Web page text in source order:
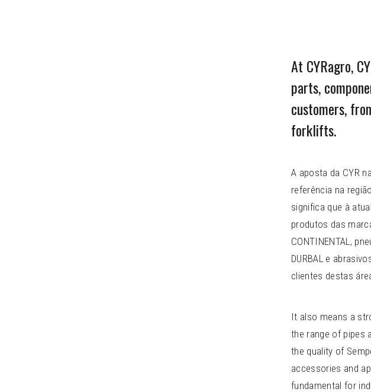
At CYRagro,
parts,
customers,
forklifts.
A aposta da CYR
referência na
significa que à
produtos das
CONTINENTAL,
DURBAL e
clientes destas
It also means a
the range of pipes
the quality of
accessories and
fundamental for